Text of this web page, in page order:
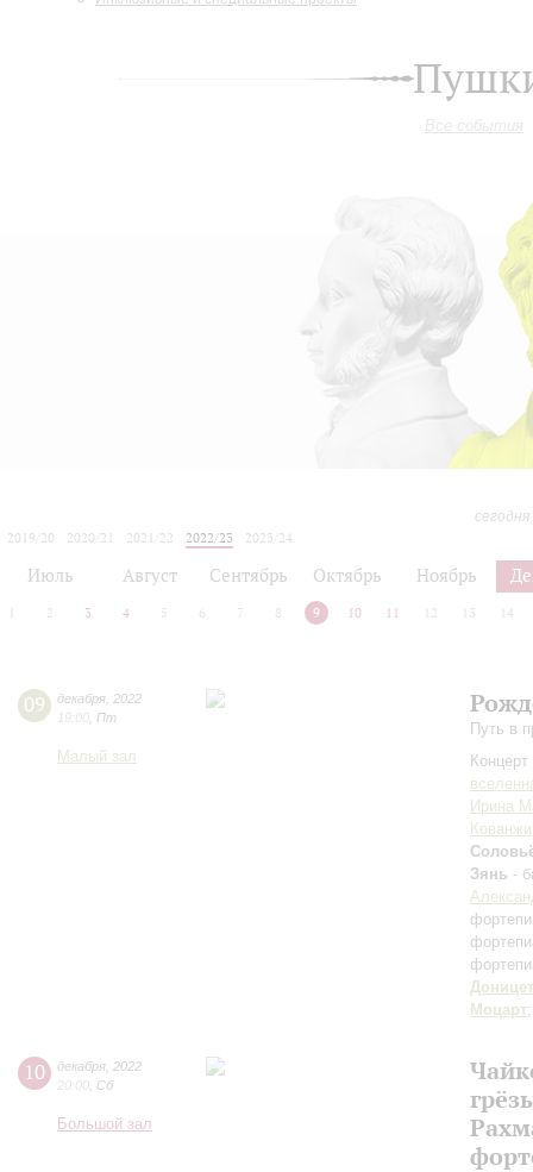
Все события
2019/20
2020/21 2021/22 2022/23
2023/24
Июль Август Сентябрь Октябрь Ноябрь
2 3 4 5 6 7 8 9 10 11 12 13 14
09 декабря 2022
19:00 Пт
Малый зал
Путь в
Ирина
Кованжи
Зянь -
Моцарт
10 декабря 2022
20:00 Сб
Большой зал